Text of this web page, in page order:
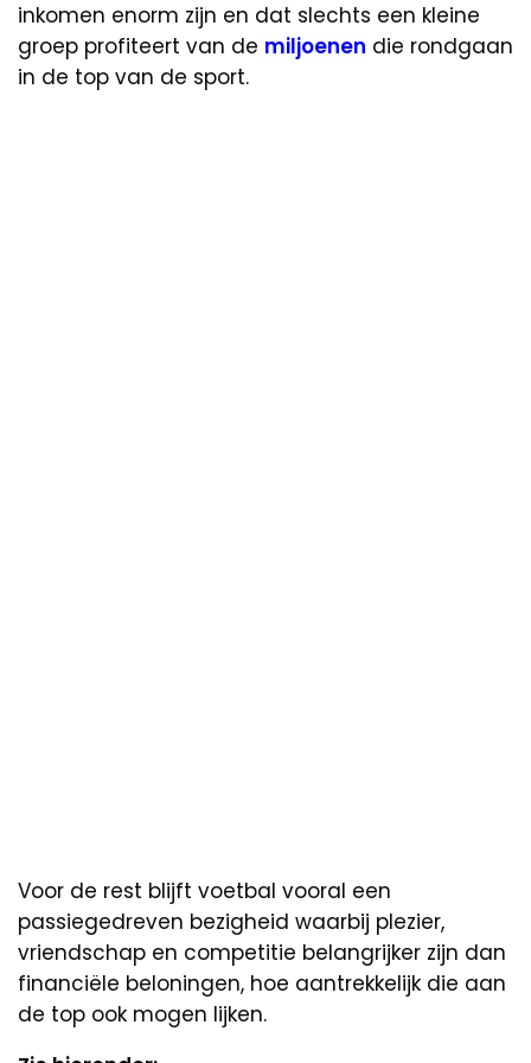
inkomen enorm zijn en dat slechts een kleine
groep profiteert van de miljoenen die rondgaan
in de top van de sport.
Voor de rest blijft voetbal vooral een
passiegedreven bezigheid waarbij plezier,
vriendschap en competitie belangrijker zijn dan
financiële beloningen, hoe aantrekkelijk die aan
de top ook mogen lijken.